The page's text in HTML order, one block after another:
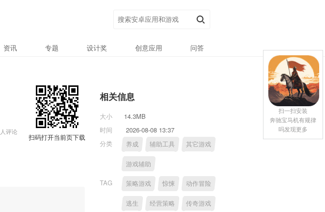
资讯 专题 设计奖 创意应用 问答
人评论
扫码打开当前页下载
相关信息
大小
14.3MB
时间
2026-08-08 13:37
分类
养成 辅助工具 其它游戏
游戏辅助
TAG 策略游戏 惊悚 动作冒险
逃生 经营策略 传奇游戏
扫一扫安装
奔驰宝马机有规律
吗发现更多